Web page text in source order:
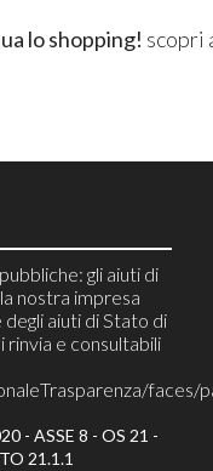
lo shopping! scopri
gli aiuti di
nostra impresa
aiuti di Stato di
rinvia e consultabili
faces/
- ASSE 8 - OS 21 -
21.1.1